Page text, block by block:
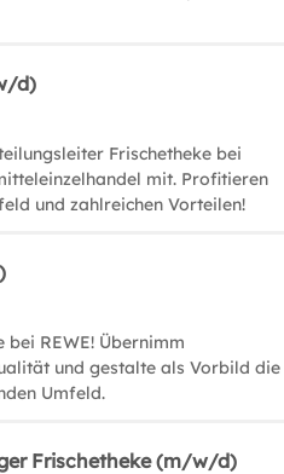
d)
Frischetheke bei
mit. Profitieren
und zahlreichen Vorteilen!
REWE! Übernimm
und gestalte als Vorbild die
Umfeld.
Frischetheke (m/w/d)